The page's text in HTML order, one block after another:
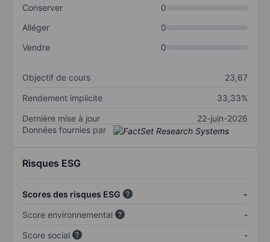
Conserver
0
Alléger
0
Vendre
0
Objectif de cours
23,67
Rendement implicite
33,33%
Dernière mise à jour
22-juin-2026
Données fournies par
Risques ESG
Scores des risques ESG
-
Score environnemental
-
Score social
-